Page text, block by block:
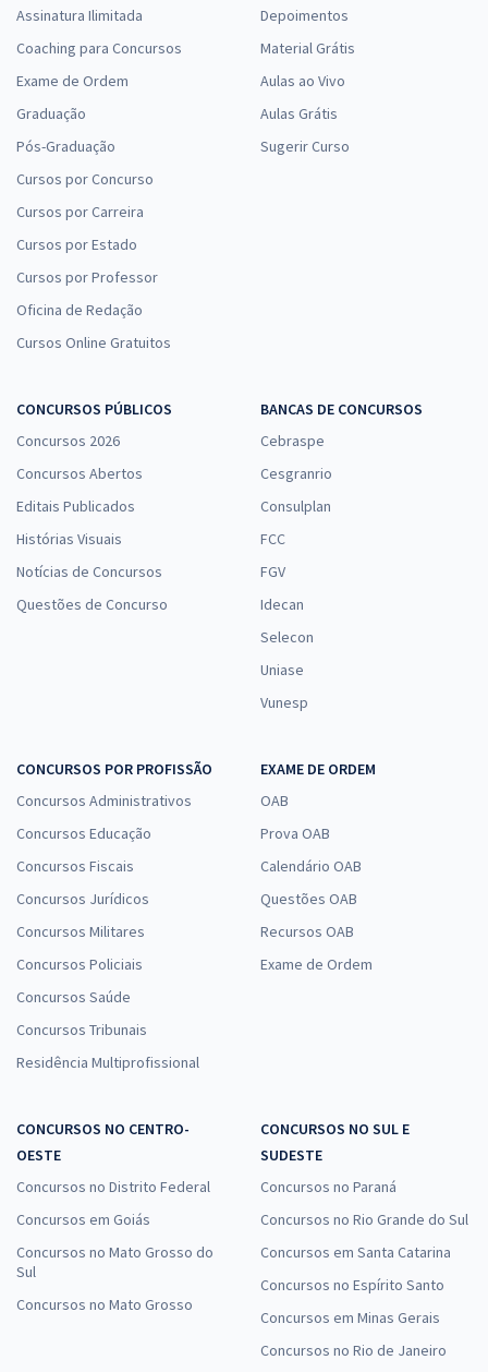
Assinatura Ilimitada
Coaching para Concursos
Exame de Ordem
Graduação
Pós-Graduação
Cursos por Concurso
Cursos por Carreira
Cursos por Estado
Cursos por Professor
Oficina de Redação
Cursos Online Gratuitos
Depoimentos
Material Grátis
Aulas ao Vivo
Aulas Grátis
Sugerir Curso
CONCURSOS PÚBLICOS
Concursos 2026
Concursos Abertos
Editais Publicados
Histórias Visuais
Notícias de Concursos
Questões de Concurso
BANCAS DE CONCURSOS
Cebraspe
Cesgranrio
Consulplan
FCC
FGV
Idecan
Selecon
Uniase
Vunesp
CONCURSOS POR PROFISSÃO
Concursos Administrativos
Concursos Educação
Concursos Fiscais
Concursos Jurídicos
Concursos Militares
Concursos Policiais
Concursos Saúde
Concursos Tribunais
Residência Multiprofissional
EXAME DE ORDEM
OAB
Prova OAB
Calendário OAB
Questões OAB
Recursos OAB
Exame de Ordem
CONCURSOS NO CENTRO-
OESTE
Concursos no Distrito Federal
Concursos em Goiás
Concursos no Mato Grosso do
Sul
Concursos no Mato Grosso
CONCURSOS NO SUL E
SUDESTE
Concursos no Paraná
Concursos no Rio Grande do Sul
Concursos em Santa Catarina
Concursos no Espírito Santo
Concursos em Minas Gerais
Concursos no Rio de Janeiro